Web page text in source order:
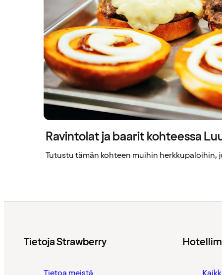
Ravintolat ja baarit kohteessa
Tutustu tämän kohteen muihin herkkupaloihin,
Tietoja Strawberry